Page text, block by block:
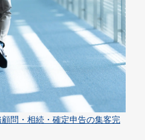
問・相続・確定申告の集客完